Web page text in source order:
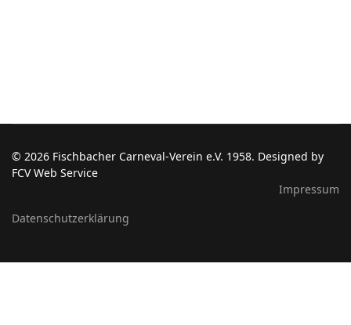
© 2026 Fischbacher Carneval-Verein e.V. 1958. Designed by
FCV Web Service
Impressum
Datenschutzerklärung